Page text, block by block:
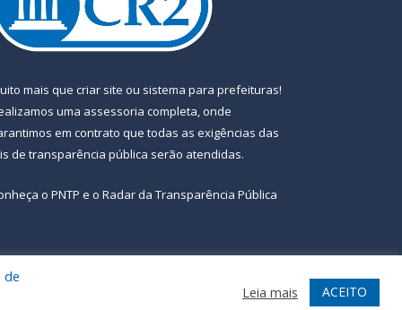
mais que criar site ou sistema para prefeituras!
uma assessoria completa, onde
em contrato que todas as exigências das
de transparência pública serão atendidas.
o PNTP e o Radar da Transparência Pública
Acessar Webmail
de
Leia mais ACEITO